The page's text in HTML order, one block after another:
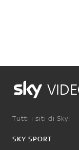
Tutti i siti di Sky:
SKY SPORT